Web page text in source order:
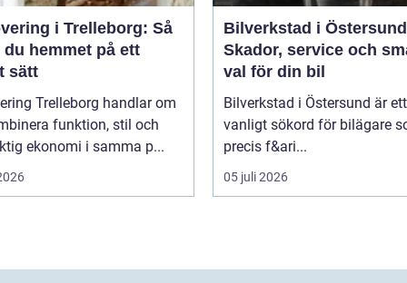
i Trelleborg: Så
hemmet på ett
sätt
Trelleborg handlar om
funktion, stil och
ekonomi i samma p...
Bilverkstad i
Skador, service och
val för din bil
Bilverkstad i Östersund är ett
vanligt sökord för bilägare
precis f&ari...
05 juli 2026